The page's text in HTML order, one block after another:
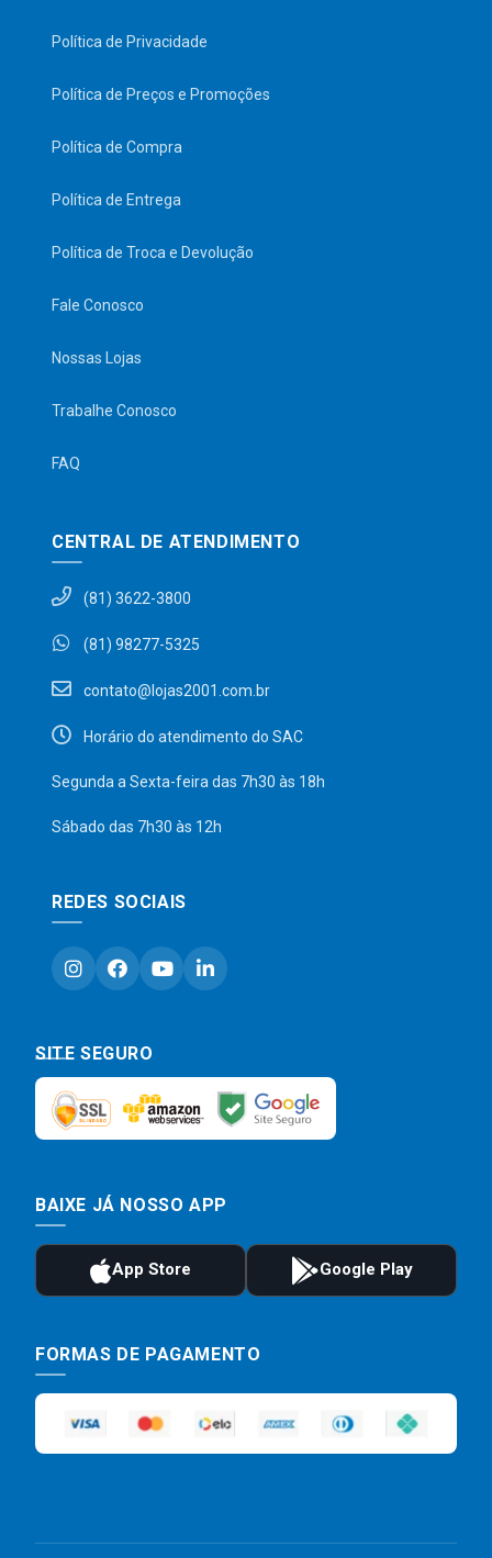
Política de Privacidade
Política de Preços e Promoções
Política de Compra
Política de Entrega
Política de Troca e Devolução
Fale Conosco
Nossas Lojas
Trabalhe Conosco
FAQ
CENTRAL DE ATENDIMENTO
(81) 3622-3800
(81) 98277-5325
contato@lojas2001.com.br
Horário do atendimento do SAC
Segunda a Sexta-feira das 7h30 às 18h
Sábado das 7h30 às 12h
REDES SOCIAIS
SITE SEGURO
BAIXE JÁ NOSSO APP
FORMAS DE PAGAMENTO